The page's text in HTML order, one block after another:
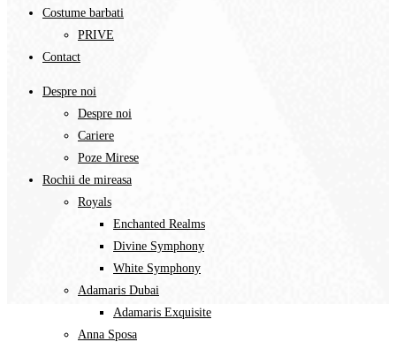
Costume barbati
PRIVE
Contact
Despre noi
Despre noi
Cariere
Poze Mirese
Rochii de mireasa
Royals
Enchanted Realms
Divine Symphony​
White Symphony
Adamaris Dubai
Adamaris Exquisite
Anna Sposa